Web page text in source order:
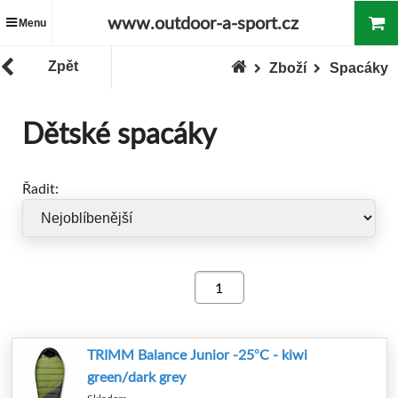
Menu www.outdoor-a-sport.cz
Zpět Spacáky
Zboží
Dětské spacáky
Řadit:
TRIMM Balance Junior -25°C - kiwi
green/dark grey